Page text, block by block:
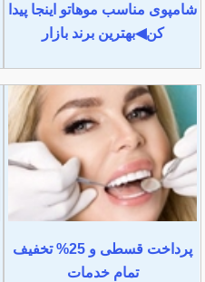
شامپوی مناسب موهاتو اینجا پیدا
کن◀بهترین برند بازار
پرداخت قسطی و 25% تخفیف
تمام خدمات